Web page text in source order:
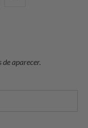
aparecer.